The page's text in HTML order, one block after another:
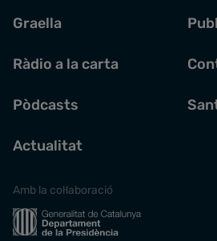
Graella
Ràdio a la carta
Pòdcasts
Actualitat
Amb la col·laboració